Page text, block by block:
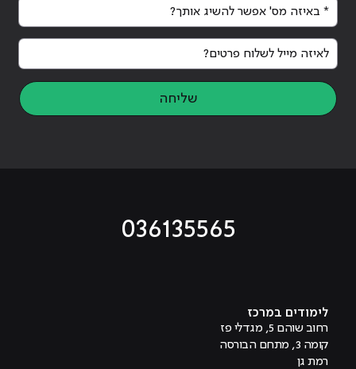
* באיזה מס' אפשר להשיג אותך?
לאיזה מייל לשלוח פרטים?
שליחה
036135565
לימודים במרכז
רחוב שוהם 5, מגדלי פז
קומה 3, מתחם הבורסה
רמת גן